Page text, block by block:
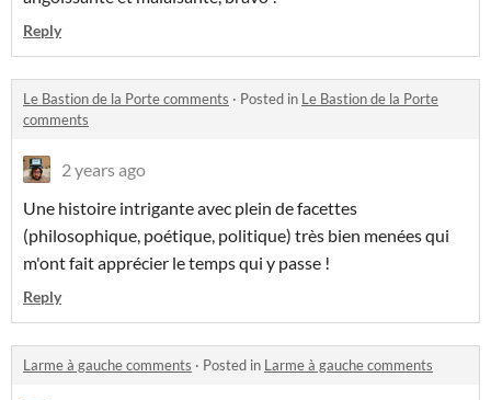
Reply
Le Bastion de la Porte comments · Posted in Le Bastion de la Porte
comments
2 years ago
Une histoire intrigante avec plein de facettes
(philosophique, poétique, politique) très bien menées qui
m'ont fait apprécier le temps qui y passe !
Reply
Larme à gauche comments · Posted in Larme à gauche comments